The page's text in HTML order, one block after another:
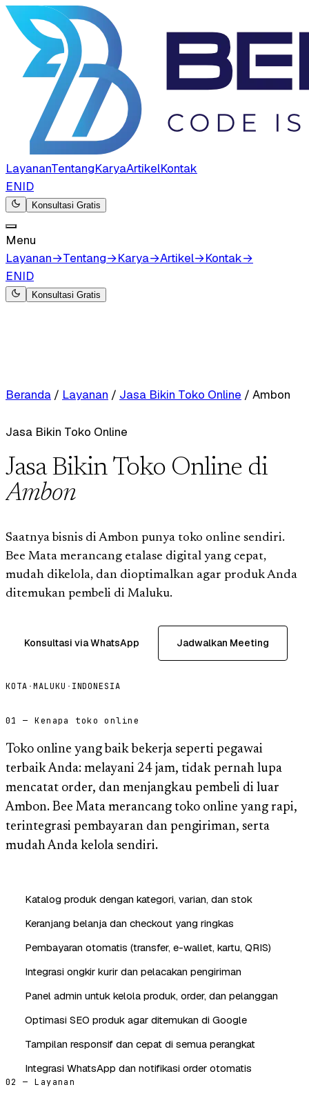
LayananTentangKaryaArtikelKontak
ENID
Konsultasi Gratis
Menu
Layanan→Tentang→Karya→Artikel→Kontak→
ENID
Konsultasi Gratis
Beranda / Layanan / Jasa Bikin Toko Online / Ambon
Jasa Bikin Toko Online
Jasa Bikin Toko Online di
Ambon
Saatnya bisnis di Ambon punya toko online sendiri.
Bee Mata merancang etalase digital yang cepat,
mudah dikelola, dan dioptimalkan agar produk Anda
ditemukan pembeli di Maluku.
Konsultasi via WhatsApp Jadwalkan Meeting
KOTA ·MALUKU · INDONESIA
01 — Kenapa toko online
Toko online yang baik bekerja seperti pegawai
terbaik Anda: melayani 24 jam, tidak pernah lupa
mencatat order, dan menjangkau pembeli di luar
Ambon. Bee Mata merancang toko online yang rapi,
terintegrasi pembayaran dan pengiriman, serta
mudah Anda kelola sendiri.
Katalog produk dengan kategori, varian, dan stok
Keranjang belanja dan checkout yang ringkas
Pembayaran otomatis (transfer, e-wallet, kartu, QRIS)
Integrasi ongkir kurir dan pelacakan pengiriman
Panel admin untuk kelola produk, order, dan pelanggan
Optimasi SEO produk agar ditemukan di Google
Tampilan responsif dan cepat di semua perangkat
Integrasi WhatsApp dan notifikasi order otomatis
02 — Layanan